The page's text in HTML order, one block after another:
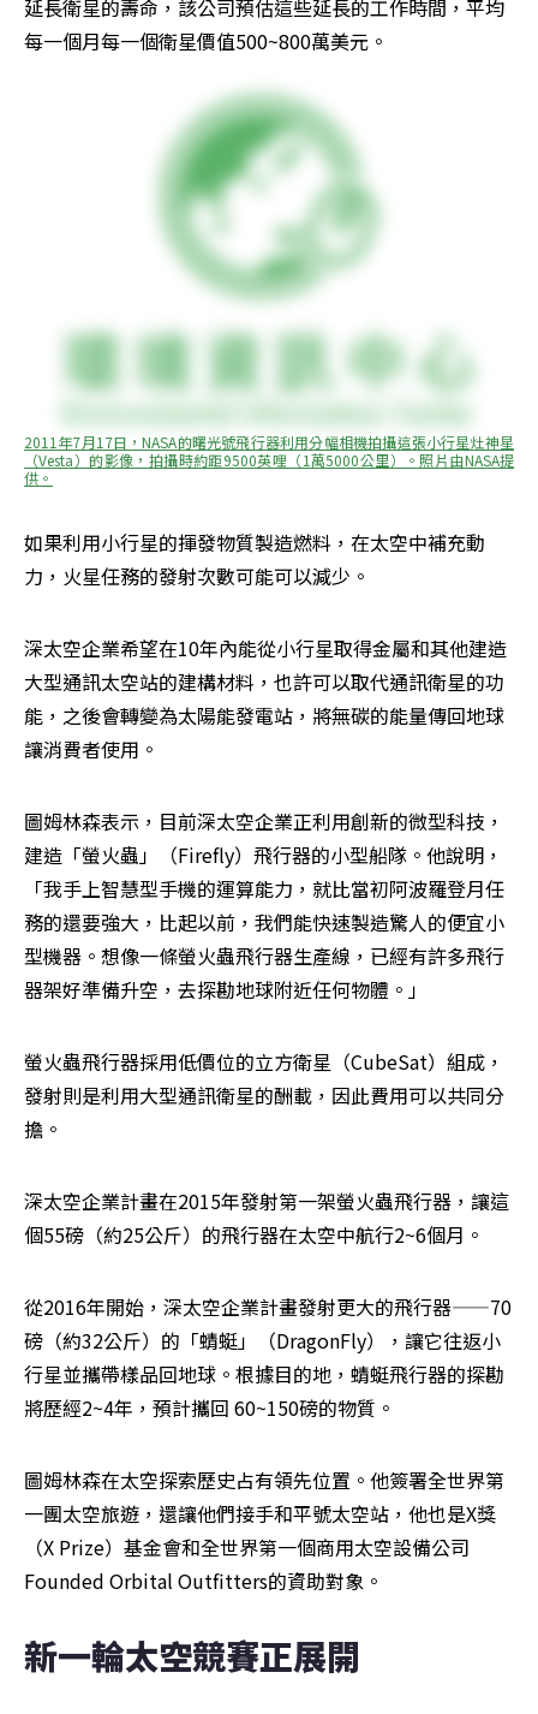
延長衛星的壽命，該公司預估這些延長的工作時間，平均
每一個月每一個衛星價值500~800萬美元。
2011年7月17日，NASA的曙光號飛行器利用分幅相機拍攝這張小行星灶神星
（Vesta）的影像，拍攝時約距9500英哩（1萬5000公里）。照片由NASA提
供。
如果利用小行星的揮發物質製造燃料，在太空中補充動
力，火星任務的發射次數可能可以減少。
深太空企業希望在10年內能從小行星取得金屬和其他建造
大型通訊太空站的建構材料，也許可以取代通訊衛星的功
能，之後會轉變為太陽能發電站，將無碳的能量傳回地球
讓消費者使用。
圖姆林森表示，目前深太空企業正利用創新的微型科技，
建造「螢火蟲」（Firefly）飛行器的小型船隊。他說明，
「我手上智慧型手機的運算能力，就比當初阿波羅登月任
務的還要強大，比起以前，我們能快速製造驚人的便宜小
型機器。想像一條螢火蟲飛行器生產線，已經有許多飛行
器架好準備升空，去探勘地球附近任何物體。」
螢火蟲飛行器採用低價位的立方衛星（CubeSat）組成，
發射則是利用大型通訊衛星的酬載，因此費用可以共同分
擔。
深太空企業計畫在2015年發射第一架螢火蟲飛行器，讓這
個55磅（約25公斤）的飛行器在太空中航行2~6個月。
從2016年開始，深太空企業計畫發射更大的飛行器——70
磅（約32公斤）的「蜻蜓」（DragonFly），讓它往返小
行星並攜帶樣品回地球。根據目的地，蜻蜓飛行器的探勘
將歷經2~4年，預計攜回 60~150磅的物質。
圖姆林森在太空探索歷史占有領先位置。他簽署全世界第
一團太空旅遊，還讓他們接手和平號太空站，他也是X獎
（X Prize）基金會和全世界第一個商用太空設備公司
Founded Orbital Outfitters的資助對象。
新一輪太空競賽正展開